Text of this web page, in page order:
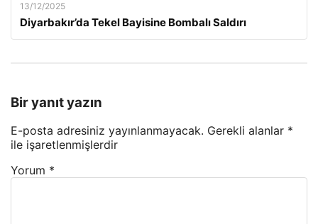
13/12/2025
Diyarbakır’da Tekel Bayisine Bombalı Saldırı
Bir yanıt yazın
E-posta adresiniz yayınlanmayacak. Gerekli alanlar *
ile işaretlenmişlerdir
Yorum *